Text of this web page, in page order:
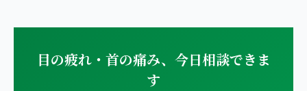
目の疲れ・首の痛み、今日相談できま
す